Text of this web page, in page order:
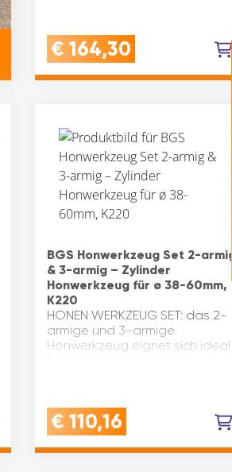
€ 164,30
BGS Honwerkzeug Set 2-armig
& 3-armig – Zylinder
Honwerkzeug für ø 38-60mm,
K220
HONEN WERKZEUG SET: das 2-
armige und 3-armige
Honwerkzeug eignet sich ideal
2-armigen und ø 58-80 mm
beim 3-armige…
€ 110,16